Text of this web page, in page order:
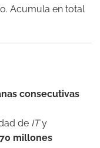
Acumula en total
consecutivas
de ITy
70 millones